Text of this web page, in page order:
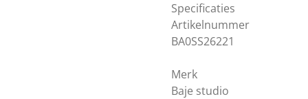
Specificaties
Artikelnummer
BA0SS26221
Merk
Baje studio